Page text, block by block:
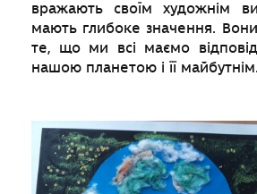
вражають своїм художнім
мають глибоке значення.
те, що ми всі маємо
нашою планетою і її майбутнім.